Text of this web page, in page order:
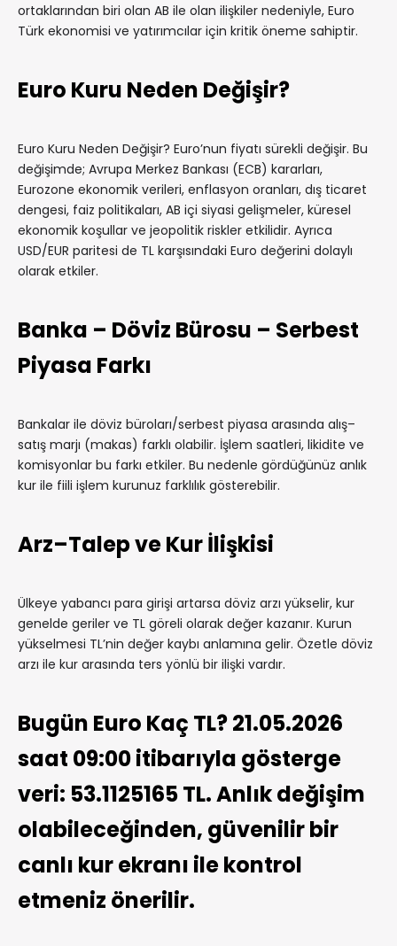
ortaklarından biri olan AB ile olan ilişkiler nedeniyle, Euro
Türk ekonomisi ve yatırımcılar için kritik öneme sahiptir.
Euro Kuru Neden Değişir?
Euro Kuru Neden Değişir? Euro’nun fiyatı sürekli değişir. Bu
değişimde; Avrupa Merkez Bankası (ECB) kararları,
Eurozone ekonomik verileri, enflasyon oranları, dış ticaret
dengesi, faiz politikaları, AB içi siyasi gelişmeler, küresel
ekonomik koşullar ve jeopolitik riskler etkilidir. Ayrıca
USD/EUR paritesi de TL karşısındaki Euro değerini dolaylı
olarak etkiler.
Banka – Döviz Bürosu – Serbest
Piyasa Farkı
Bankalar ile döviz büroları/serbest piyasa arasında alış–
satış marjı (makas) farklı olabilir. İşlem saatleri, likidite ve
komisyonlar bu farkı etkiler. Bu nedenle gördüğünüz anlık
kur ile fiili işlem kurunuz farklılık gösterebilir.
Arz–Talep ve Kur İlişkisi
Ülkeye yabancı para girişi artarsa döviz arzı yükselir, kur
genelde geriler ve TL göreli olarak değer kazanır. Kurun
yükselmesi TL’nin değer kaybı anlamına gelir. Özetle döviz
arzı ile kur arasında ters yönlü bir ilişki vardır.
Bugün Euro Kaç TL? 21.05.2026
saat 09:00 itibarıyla gösterge
veri: 53.1125165 TL. Anlık değişim
olabileceğinden, güvenilir bir
canlı kur ekranı ile kontrol
etmeniz önerilir.